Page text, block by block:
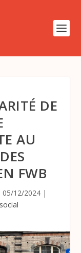
DE
AU
FWB
05/12/2024|